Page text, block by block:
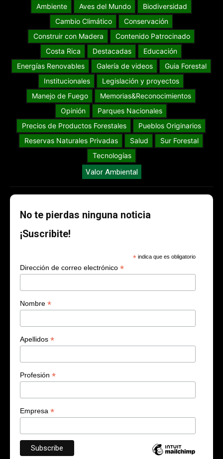
Ambiente
Aves del Mundo
Biodiversidad
Cambio Climático
Conservación
Construir con Madera
Contenido Patrocinado
Costa Rica
Destacadas
Educación
Energías Renovables
Galería de videos
Guia Forestal
Institucionales
Legislación y proyectos
Manejo de Fuego
Memorias&Reconocimientos
Opinión
Parques Nacionales
Precios de Productos Forestales
Pueblos Originarios
Reservas Naturales Privadas
Salud
Sur Forestal
Tecnologías
Valor Ambiental
No te pierdas ninguna noticia
¡Suscribite!
* indica que es obligatorio
Dirección de correo electrónico *
Nombre *
Apellidos *
Profesión *
Empresa *